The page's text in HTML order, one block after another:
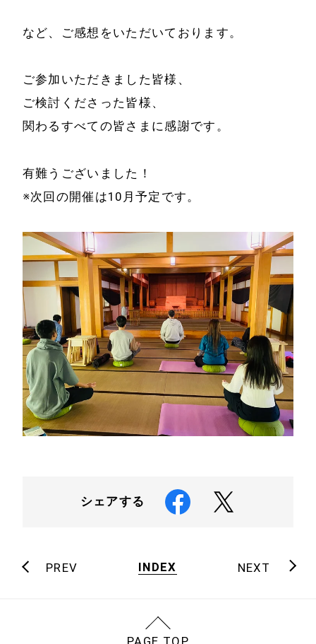
など、ご感想をいただいております。
ご参加いただきました皆様、
ご検討くださった皆様、
関わるすべての皆さまに感謝です。
有難うございました！
※次回の開催は10月予定です。
シェアする
PREV INDEX NEXT